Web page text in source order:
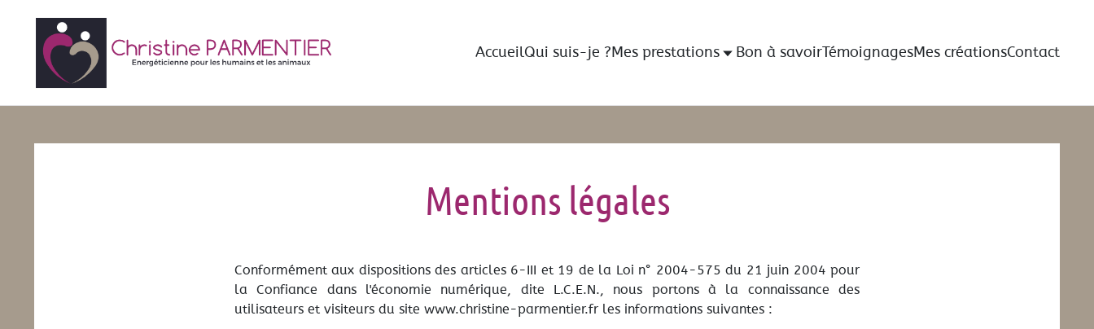
AccueilQui suis-je ? Mes prestations Bon à savoir TémoignagesMes créationsContact
Mentions légales
Conformément aux dispositions des articles 6-III et 19 de la Loi n° 2004-575 du 21 juin 2004 pour
la Confiance dans l'économie numérique, dite L.C.E.N., nous portons à la connaissance des
utilisateurs et visiteurs du site www.christine-parmentier.fr les informations suivantes :